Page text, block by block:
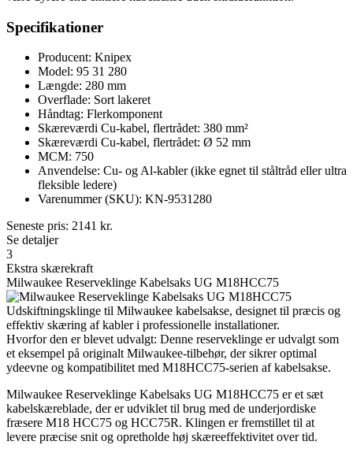
Specifikationer
Producent: Knipex
Model: 95 31 280
Længde: 280 mm
Overflade: Sort lakeret
Håndtag: Flerkomponent
Skæreværdi Cu-kabel, flertrådet: 380 mm²
Skæreværdi Cu-kabel, flertrådet: Ø 52 mm
MCM: 750
Anvendelse: Cu- og Al-kabler (ikke egnet til ståltråd eller ultra
fleksible ledere)
Varenummer (SKU): KN-9531280
Seneste pris: 2141 kr.
Se detaljer
3
Ekstra skærekraft
Milwaukee Reserveklinge Kabelsaks UG M18HCC75
Udskiftningsklinge til Milwaukee kabelsakse, designet til præcis og
effektiv skæring af kabler i professionelle installationer.
Hvorfor den er blevet udvalgt: Denne reserveklinge er udvalgt som
et eksempel på originalt Milwaukee-tilbehør, der sikrer optimal
ydeevne og kompatibilitet med M18HCC75-serien af kabelsakse.
Milwaukee Reserveklinge Kabelsaks UG M18HCC75 er et sæt
kabelskæreblade, der er udviklet til brug med de underjordiske
fræsere M18 HCC75 og HCC75R. Klingen er fremstillet til at
levere præcise snit og opretholde høj skæreeffektivitet over tid.